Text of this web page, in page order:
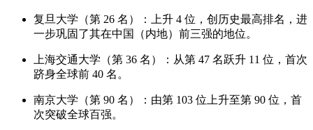
复旦大学（第 26 名）：上升 4 位，创历史最高排名，进
一步巩固了其在中国（内地）前三强的地位。
上海交通大学（第 36 名）：从第 47 名跃升 11 位，首次
跻身全球前 40 名。
南京大学（第 90 名）：由第 103 位上升至第 90 位，首
次突破全球百强。